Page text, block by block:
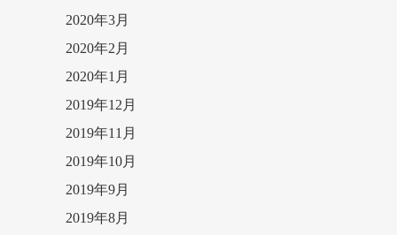
2020年3月
2020年2月
2020年1月
2019年12月
2019年11月
2019年10月
2019年9月
2019年8月